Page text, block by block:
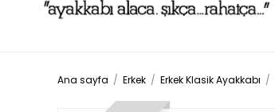
Ana sayfa / Erkek / Erkek Klasik Ayakkabı /